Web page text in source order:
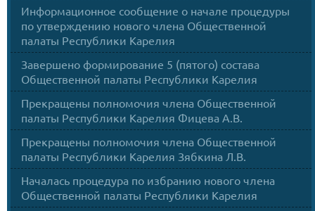
Информационное сообщение о начале процедуры
по утверждению нового члена Общественной
палаты Республики Карелия
Завершено формирование 5 (пятого) состава
Общественной палаты Республики Карелия
Прекращены полномочия члена Общественной
палаты Республики Карелия Фицева А.В.
Прекращены полномочия члена Общественной
палаты Республики Карелия Зябкина Л.В.
Началась процедура по избранию нового члена
Общественной палаты Республики Карелия